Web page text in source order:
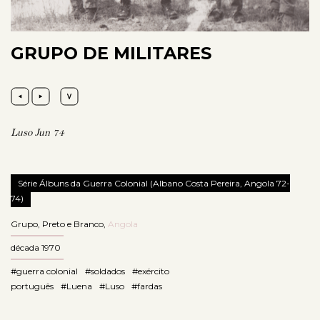
GRUPO DE MILITARES
Luso Jun 74
Série Álbuns da Guerra Colonial (Albano Costa Pereira, Angola 72-
74)
Grupo, Preto e Branco, Angola
década 1970
#guerra colonial #soldados
#exército
português
#Luena #Luso #fardas